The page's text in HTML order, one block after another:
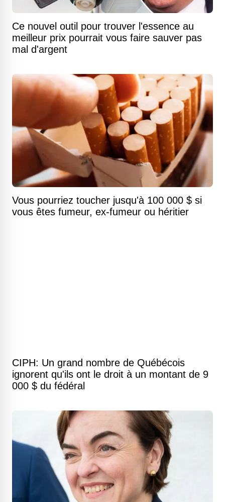
Ce nouvel outil pour trouver l'essence au
meilleur prix pourrait vous faire sauver pas
mal d'argent
Vous pourriez toucher jusqu'à 100 000 $ si
vous êtes fumeur, ex-fumeur ou héritier
CIPH: Un grand nombre de Québécois
ignorent qu'ils ont le droit à un montant de 9
000 $ du fédéral